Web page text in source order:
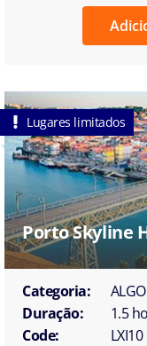
Lugares limitados
Porto Skyline
Categoria:
Duração:
1.5
Code:
LXI10